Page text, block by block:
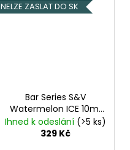
NELZE ZASLAT DO SK
Bar Series S&V
Watermelon ICE 10ml
Ledový vodní meloun
Ihned k odeslání (>5 ks)
329 Kč